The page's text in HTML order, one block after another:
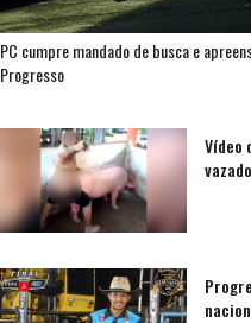
PC cumpre mandado de busca e
Progresso
Vídeo